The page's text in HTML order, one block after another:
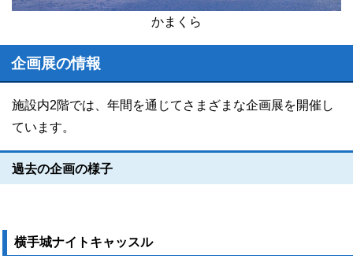
かまくら
企画展の情報
施設内2階では、年間を通じてさまざまな企画展を開催し
ています。
過去の企画の様子
横手城ナイトキャッスル